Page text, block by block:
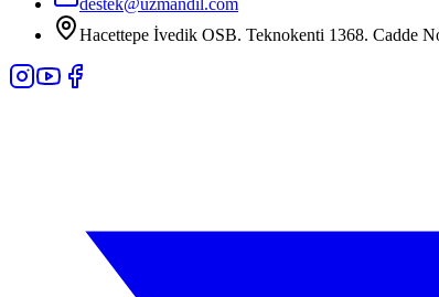
Hacettepe İvedik OSB. Teknokenti 1368. Cadde